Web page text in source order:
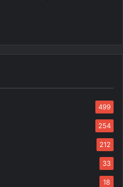
499
254
212
33
18